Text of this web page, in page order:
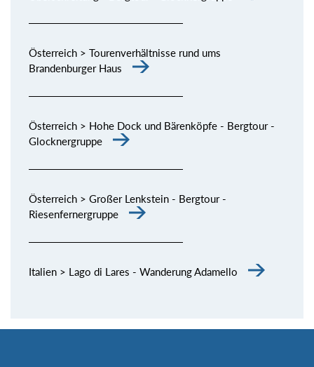
Österreich > Tourenverhältnisse rund ums
Brandenburger Haus
Österreich > Hohe Dock und Bärenköpfe - Bergtour -
Glocknergruppe
Österreich > Großer Lenkstein - Bergtour -
Riesenfernergruppe
Italien > Lago di Lares - Wanderung Adamello